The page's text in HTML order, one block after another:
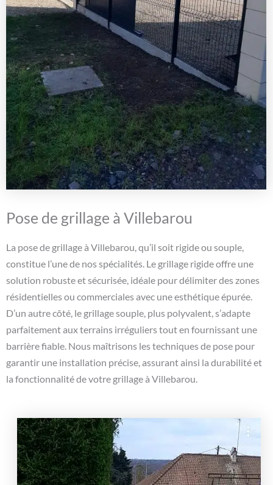
Pose de grillage à Villebarou
La pose de grillage à Villebarou, qu’il soit rigide ou souple,
constitue l’une de nos spécialités. Le grillage rigide offre une
solution robuste et sécurisée, idéale pour délimiter des zones
résidentielles ou commerciales avec une esthétique épurée.
D’un autre côté, le grillage souple, plus polyvalent, s’adapte
parfaitement aux terrains irréguliers tout en fournissant une
barrière fiable. Nous maîtrisons les techniques de pose pour
garantir une installation précise, assurant ainsi la durabilité et
la fonctionnalité de votre grillage à Villebarou.